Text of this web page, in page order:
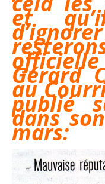
et
Gérard
au
publié
dans
mars: